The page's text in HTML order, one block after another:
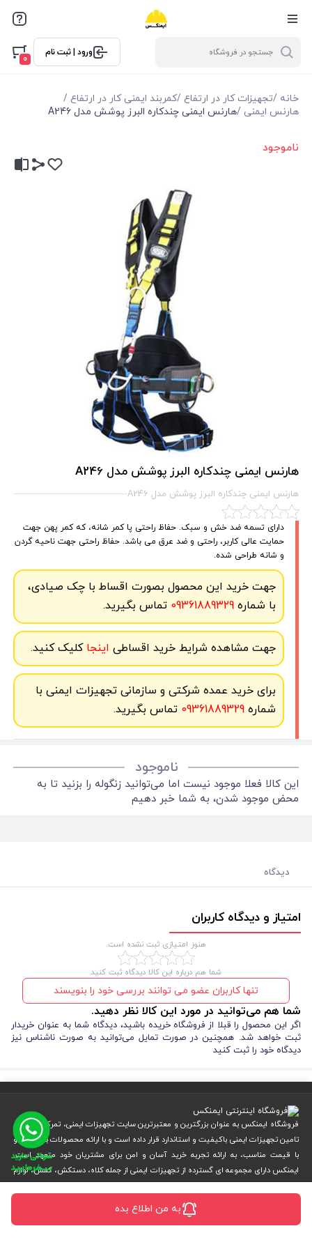
ورود | ثبت نام
0
خانه /تجهیزات کار در ارتفاع /کمربند ایمنی کار در ارتفاع /
هارنس ایمنی /هارنس ایمنی چندکاره البرز پوشش مدل A246
ناموجود
هارنس ایمنی چندکاره البرز پوشش مدل A246
هارنس ایمنی چندکاره البرز پوشش مدل A246
دارای تسمه ضد خش و سبک. حفاظ راحتی پا کمر شانه، که کمر پهن جهت
حمایت عالی کاربر، راحتی و ضد عرق می باشد. حفاظ راحتی جهت ناحیه گردن
و شانه طراحی شده.
جهت خرید این محصول بصورت اقساط با چک صیادی،
با شماره09361889329 تماس بگیرید.
جهت مشاهده شرایط خرید اقساطی اینجاکلیک کنید.
برای خرید عمده شرکتی و سازمانی تجهیزات ایمنی با
شماره09361889329 تماس بگیرید.
ناموجود
این کالا فعلا موجود نیست اما می‌توانید زنگوله را بزنید تا به
محض موجود شدن، به شما خبر دهیم
به من اطلاع بده
دیدگاه
امتیاز و دیدگاه کاربران
هنوز امتیازی ثبت نشده است.
شما هم درباره این کالا دیدگاه ثبت کنید
تنها کاربران عضو می توانند بررسی خود را بنویسند
شما هم می‌توانید در مورد این کالا نظر دهید.
اگر این محصول را قبلا از فروشگاه خریده باشید، دیدگاه شما به عنوان خریدار
ثبت خواهد شد. همچنین در صورت تمایل می‌توانید به صورت ناشناس نیز
دیدگاه خود را ثبت کنید
فروشگاه ایمنکس به عنوان بزرگترین و معتبرترین سایت تجهیزات ایمنی، تمرکز خود را بر
تامین تجهیزات ایمنی باکیفیت و استاندارد قرار داده است و با ارائه محصولات باکیفیت و
با قیمت مناسب، به ارائه تجربه خرید آسان و امن برای مشتریان خود متعهد است.
ایمنکس دارای مجموعه ای گسترده از تجهیزات ایمنی از جمله کلاه، دستکش، کفش، لوازم
حفاظتی و سایر وسایل مورد نیاز برای محافظت از سلامت و ایمنی شما است.